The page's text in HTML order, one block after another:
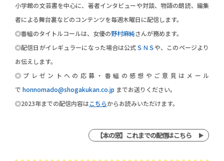
小学館の文芸書を中心に、著者インタビューや対談、物語の朗読、編集
者による舞台裏などのコンテンツを毎週木曜日に配信します。
◎番組のタイトルコールは、女優の野村麻純さんが務めます。
◎配信日がイレギュラーになった場合は公式ＳＮＳや、このページより
お伝えします。
◎プレゼントへの応募・番組の感想やご意見はメール
で honnomado@shogakukan.co.jp までお送りください。
◎2023年までの配信内容はこちらからお読みいただけます。
【本の窓】これまでの配信はこちら